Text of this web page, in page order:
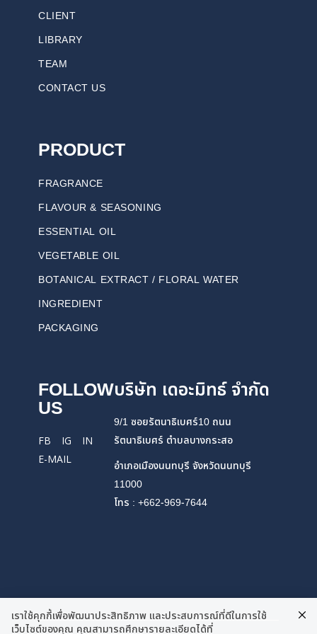
CLIENT
LIBRARY
TEAM
CONTACT US
PRODUCT
FRAGRANCE
FLAVOUR & SEASONING
ESSENTIAL OIL
VEGETABLE OIL
BOTANICAL EXTRACT / FLORAL WATER
INGREDIENT
PACKAGING
FOLLOW
US
FB IG
IN
E-MAIL
บริษัท เดอะมิทธ์ จำกัด
9/1 ซอยรัตนาธิเบศร์10 ถนน
รัตนาธิเบศร์ ตำบลบางกระสอ
อำเภอเมืองนนทบุรี จังหวัดนนทบุรี
11000
โทร : +662-969-7644
เราใช้คุกกี้เพื่อพัฒนาประสิทธิภาพ และประสบการณ์ที่ดีในการใช้
เว็บไซต์ของคุณ คุณสามารถศึกษารายละเอียดได้ที่